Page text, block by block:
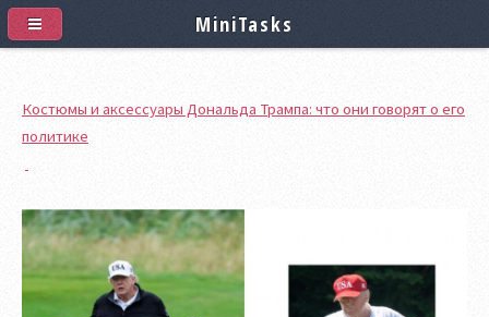
Костюмы и аксессуары Дональда Трампа: что они говорят о его
политике
MiniTasks